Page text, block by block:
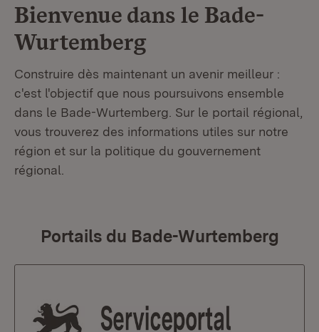
Bienvenue dans le Bade-
Wurtemberg
Construire dès maintenant un avenir meilleur :
c'est l'objectif que nous poursuivons ensemble
dans le Bade-Wurtemberg. Sur le portail régional,
vous trouverez des informations utiles sur notre
région et sur la politique du gouvernement
régional.
Portails du Bade-Wurtemberg